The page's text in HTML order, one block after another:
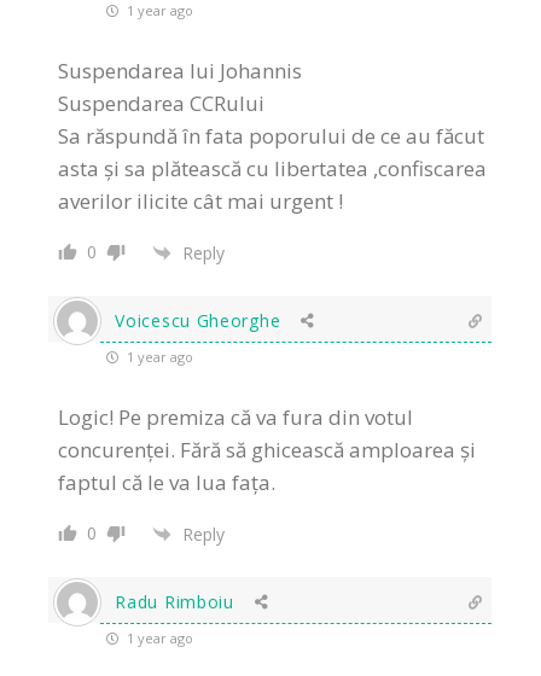
1 year ago
Suspendarea lui Johannis
Suspendarea CCRului
Sa răspundă în fata poporului de ce au făcut
asta și sa plătească cu libertatea ,confiscarea
averilor ilicite cât mai urgent !
0 Reply
Voicescu Gheorghe
1 year ago
Logic! Pe premiza că va fura din votul
concurenței. Fără să ghicească amploarea și
faptul că le va lua fața.
0 Reply
Radu Rimboiu
1 year ago